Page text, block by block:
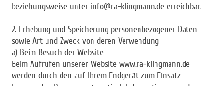
beziehungsweise unter info@ra-klingmann.de erreichbar.
2. Erhebung und Speicherung personenbezogener Daten
sowie Art und Zweck von deren Verwendung
a) Beim Besuch der Website
Beim Aufrufen unserer Website www.ra-klingmann.de
werden durch den auf Ihrem Endgerät zum Einsatz